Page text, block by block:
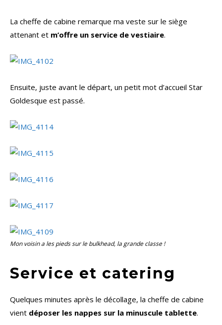
La cheffe de cabine remarque ma veste sur le siège
attenant et m’offre un service de vestiaire.
Ensuite, juste avant le départ, un petit mot d’accueil Star
Goldesque est passé.
Mon voisin a les pieds sur lebulkhead, la grande classe !
Service et catering
Quelques minutes après le décollage, la cheffe de cabine
vient déposer les nappes sur la minuscule tablette.